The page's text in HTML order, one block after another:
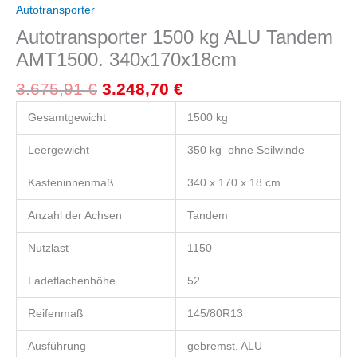
Autotransporter
Autotransporter 1500 kg ALU Tandem
AMT1500. 340x170x18cm
3.675,91€ 3.248,70 €
Gesamtgewicht 1500 kg
Leergewicht 350 kg ohne Seilwinde
Kasteninnenmaß 340 x 170 x 18 cm
Anzahl der Achsen Tandem
Nutzlast 1150
Ladeflachenhöhe 52
Reifenmaß 145/80R13
Ausführung gebremst, ALU